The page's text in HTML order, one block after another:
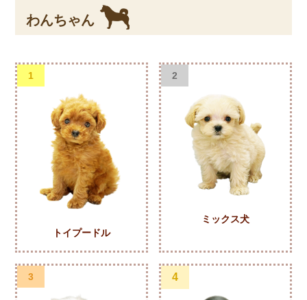
わんちゃん
1
トイプードル
2
ミックス犬
3 4